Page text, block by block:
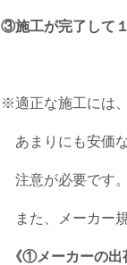
③施工が完了して
※適正な施工には
あまりにも安価
注意が必要です。
また、メーカー
《①メーカーの出